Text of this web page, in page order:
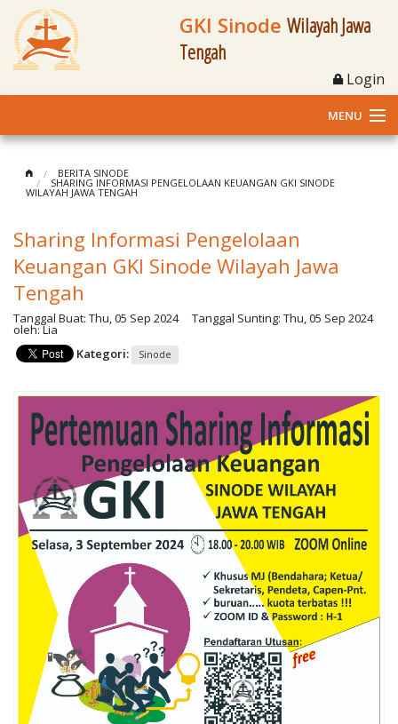
GKI Sinode Wilayah Jawa
Tengah
Login
MENU
Profil
Klasis dan Jemaat
Berita Kegiatan
Fasilitas
Penerbitan
BERITA SINODE
SHARING INFORMASI PENGELOLAAN KEUANGAN GKI SINODE
WILAYAH JAWA TENGAH
Sharing Informasi Pengelolaan
Keuangan GKI Sinode Wilayah Jawa
Tengah
Tanggal Buat: Thu, 05 Sep 2024Tanggal Sunting: Thu, 05 Sep 2024
oleh:Lia
Kategori:
Sinode